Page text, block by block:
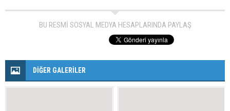
BU RESMİ SOSYAL MEDYA HESAPLARINDA PAYLAŞ
DİĞER GALERİLER